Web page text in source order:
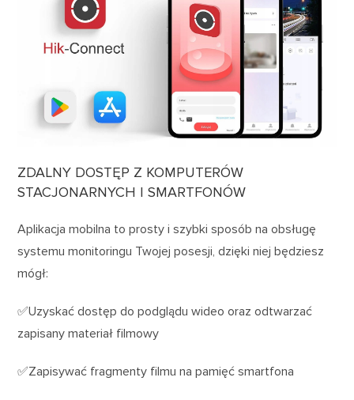
ZDALNY DOSTĘP Z KOMPUTERÓW
STACJONARNYCH I SMARTFONÓW
Aplikacja mobilna to prosty i szybki sposób na obsługę
systemu monitoringu Twojej posesji, dzięki niej będziesz
mógł:
✅Uzyskać dostęp do podglądu wideo oraz odtwarzać
zapisany materiał filmowy
✅Zapisywać fragmenty filmu na pamięć smartfona